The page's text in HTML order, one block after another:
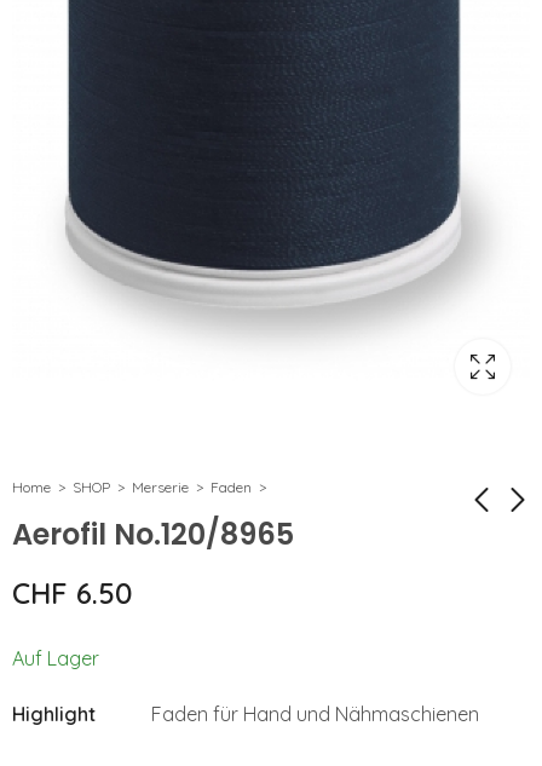
Home SHOP Merserie Faden
Aerofil No.120/8965
CHF 6.50
Auf Lager
Highlight Faden für Hand und Nähmaschienen